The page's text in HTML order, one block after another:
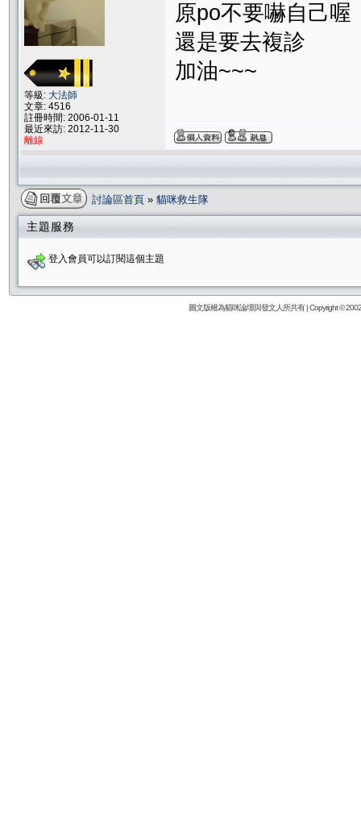
等級: 大法師
文章: 4516
註冊時間: 2006-01-11
最近來訪: 2012-11-30
離線
原po不要嚇自己喔
還是要去複診
加油~~~
討論區首頁 » 貓咪救生隊
主題服務
登入會員可以訂閱這個主題
圖文版權為貓咪論壇與發文人所共有 | Copyright ©